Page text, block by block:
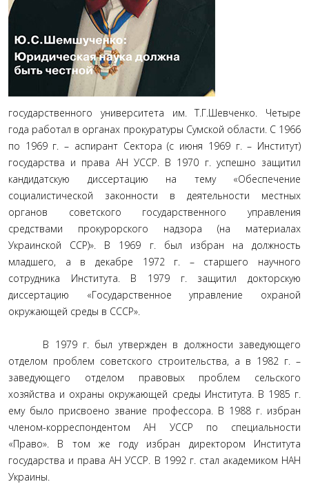
государственного университета им. Т.Г.Шевченко. Четыре
года работал в органах прокуратуры Сумской области. С 1966
по 1969 г. – аспирант Сектора (с июня 1969 г. – Институт)
государства и права АН УССР. В 1970 г. успешно защитил
кандидатскую диссертацию на тему «Обеспечение
социалистической законности в деятельности местных
органов советского государственного управления
средствами прокурорского надзора (на материалах
Украинской ССР)». В 1969 г. был избран на должность
младшего, а в декабре 1972 г. – старшего научного
сотрудника Института. В 1979 г. защитил докторскую
диссертацию «Государственное управление охраной
окружающей среды в СССР».
В 1979 г. был утвержден в должности заведующего
отделом проблем советского строительства, а в 1982 г. –
заведующего отделом правовых проблем сельского
хозяйства и охраны окружающей среды Института. В 1985 г.
ему было присвоено звание профессора. В 1988 г. избран
членом-корреспондентом АН УССР по специальности
«Право». В том же году избран директором Института
государства и права АН УССР. В 1992 г. стал академиком НАН
Украины.